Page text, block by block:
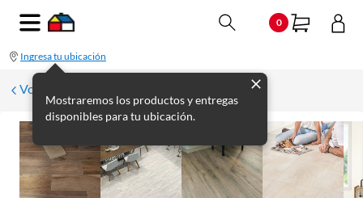
0
Ingresa tu ubicación
Mostraremos los productos y entregas
disponibles para tu ubicación.
Volver